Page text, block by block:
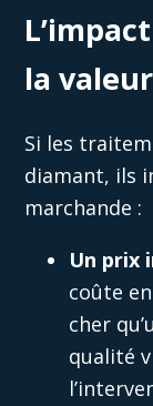
la
Si les
diamant, ils
marchande :
Un prix
coûte
cher
qualité